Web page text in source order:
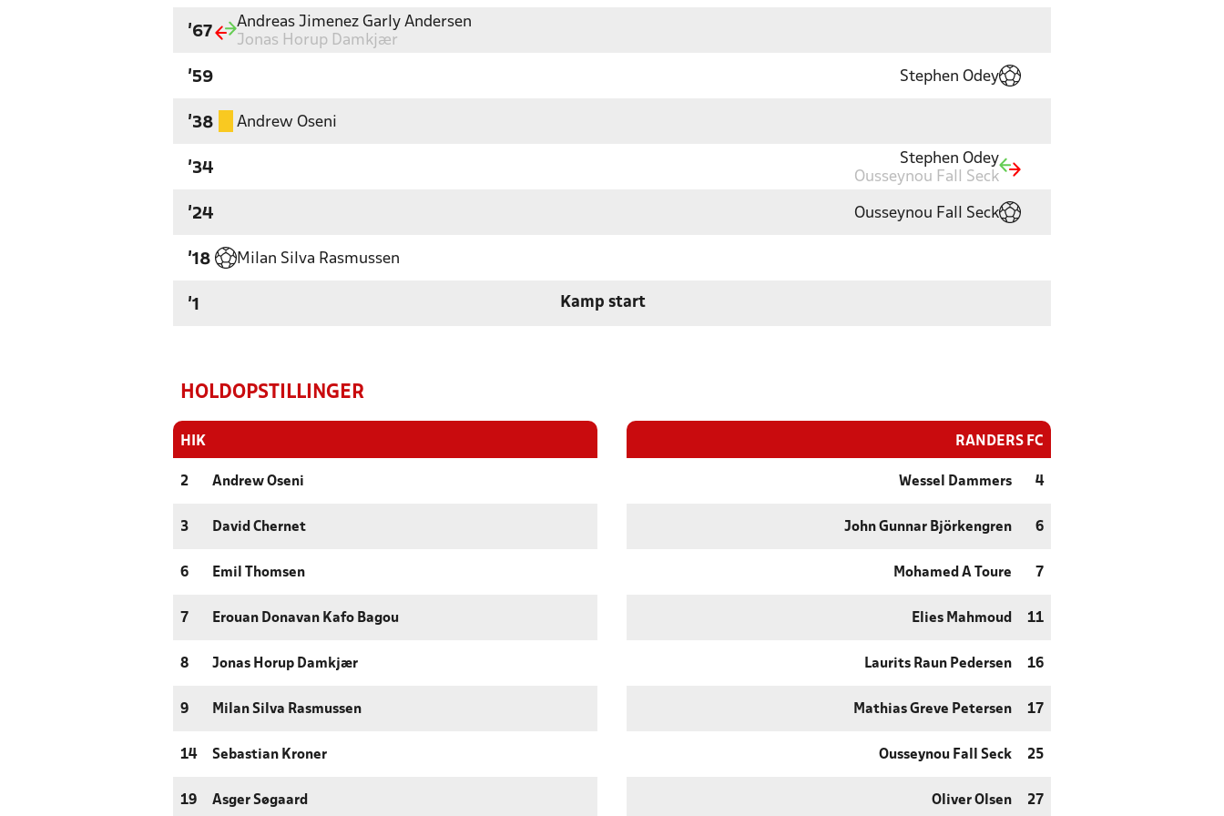
'67
Andreas Jimenez Garly Andersen
Jonas Horup Damkjær
'59 Stephen Odey
'38 Andrew Oseni
'34
Stephen Odey
Ousseynou Fall Seck
'24 Ousseynou Fall Seck
'18 Milan Silva Rasmussen
'1 Kamp start
HOLDOPSTILLINGER
HIK
2 Andrew Oseni
3 David Chernet
6 Emil Thomsen
7 Erouan Donavan Kafo Bagou
8 Jonas Horup Damkjær
9 Milan Silva Rasmussen
14 Sebastian Kroner
19 Asger Søgaard
RANDERS FC
Wessel Dammers 4
John Gunnar Björkengren 6
Mohamed A Toure 7
Elies Mahmoud 11
Laurits Raun Pedersen 16
Mathias Greve Petersen 17
Ousseynou Fall Seck 25
Oliver Olsen 27